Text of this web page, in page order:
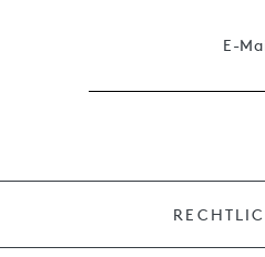
E-